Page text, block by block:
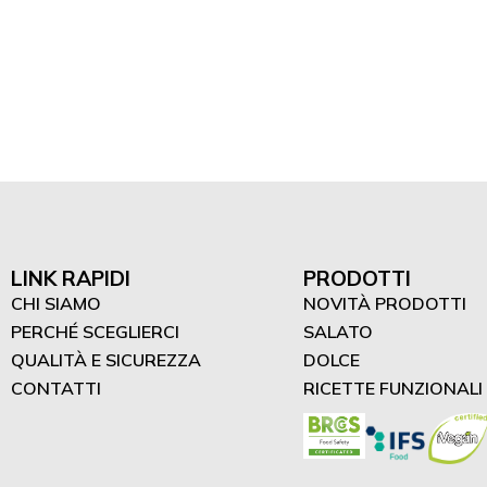
LINK RAPIDI
CHI SIAMO
PERCHÉ SCEGLIERCI
QUALITÀ E SICUREZZA
CONTATTI
PRODOTTI
NOVITÀ PRODOTTI
SALATO
DOLCE
RICETTE FUNZIONALI